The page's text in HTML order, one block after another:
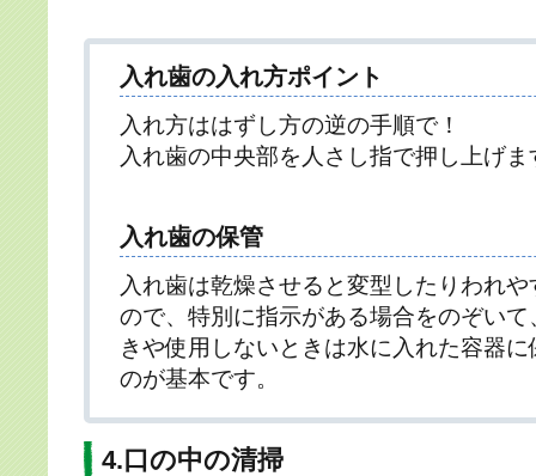
入れ歯の入れ方ポイント
入れ方ははずし方の逆の手順で！
入れ歯の中央部を人さし指で押し上げま
入れ歯の保管
入れ歯は乾燥させると変型したりわれ
ので、特別に指示がある場合をのぞいて
きや使用しないときは水に入れた容器に
のが基本です。
4.口の中の清掃